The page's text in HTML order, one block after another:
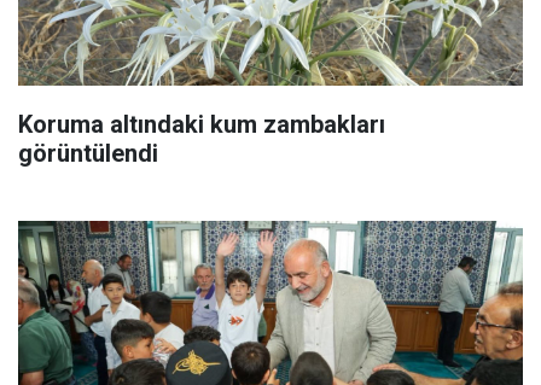
Koruma altındaki kum zambakları
görüntülendi